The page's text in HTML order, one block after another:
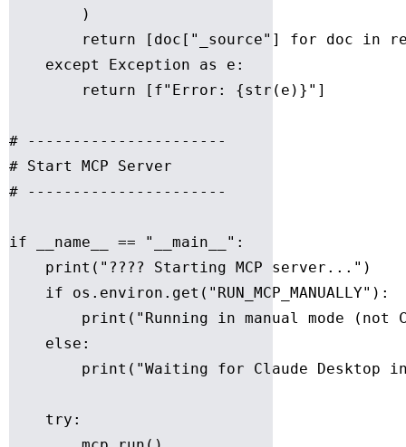
        )
return [doc["_source"] for doc in
    except Exception as e:
        return [f"Error: {str(e)}"]
# ----------------------
# Start MCP Server
# ----------------------
if __name__ == "__main__":
    print("???? Starting MCP server...")
    if os.environ.get("RUN_MCP_MANUALLY"):
print("Running in manual mode (not
    else:
print("Waiting for Claude Desktop
    try: